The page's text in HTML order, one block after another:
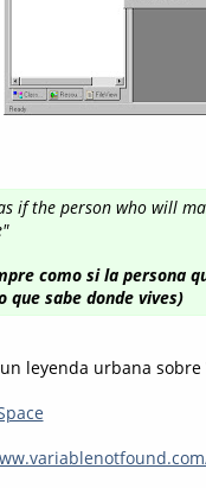
if the person who will
como si la persona
que sabe donde vives)
leyenda urbana